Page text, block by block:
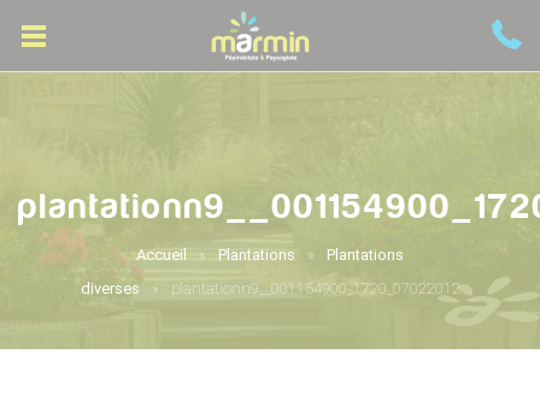
Accueil Plantations
Plantations
diverses
plantationn9__001154900_1720_07022012